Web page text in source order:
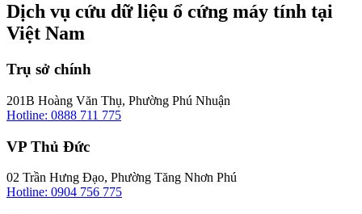
Dịch vụ cứu dữ liệu ổ cứng máy tính tại
Việt Nam
Trụ sở chính
201B Hoàng Văn Thụ, Phường Phú Nhuận
Hotline: 0888 711 775
VP Thủ Đức
02 Trần Hưng Đạo, Phường Tăng Nhơn Phú
Hotline: 0904 756 775